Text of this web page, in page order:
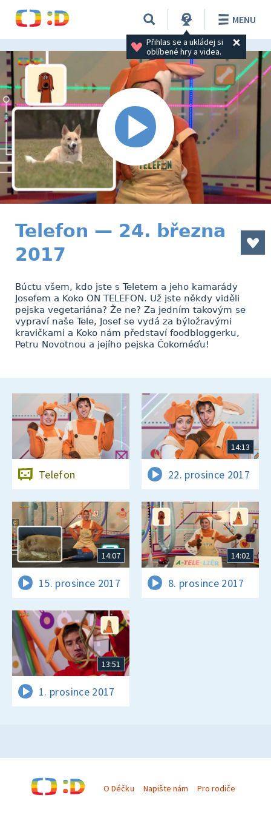
Přihlas se a ukládej si
oblíbené hry a videa.
MENU
Telefon — 24. března
2017
Búctu všem, kdo jste s Teletem a jeho kamarády
Josefem a Koko ON TELEFON. Už jste někdy viděli
pejska vegetariána? Že ne? Za jedním takovým se
vypraví naše Tele, Josef se vydá za býložravými
kravičkami a Koko nám představí foodbloggerku,
Petru Novotnou a jejího pejska Čokoméďu!
Telefon
14:13
22. prosince 2017
14:07
15. prosince 2017
14:02
8. prosince 2017
13:51
1. prosince 2017
O Déčku Napište nám Pro rodiče